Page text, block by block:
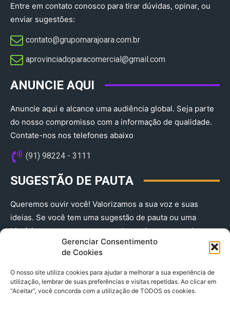
Gerenciar Consentimento
de Cookies
O nosso site utiliza cookies para ajudar a melhorar a sua experiência de
utilização, lembrar de suas preferências e visitas repetidas. Ao clicar em
“Aceitar”, você concorda com a utilização de TODOS os cookies.
Entre em contato conosco para tirar dúvidas, opinar, ou
enviar sugestões:
contato@grupomarajoara.com.br
aprovinciadoparacomercial@gmail.com​
ANUNCIE AQUI
Anuncie aqui e alcance uma audiência global. Seja parte
do nosso compromisso com a informação de qualidade.
Contate-nos nos telefones abaixo
(91) 98224 - 3111
SUGESTÃO DE PAUTA
Queremos ouvir você! Valorizamos a sua voz e suas
ideias. Se você tem uma sugestão de pauta ou uma
história que merece ser contada, envie-nos agora!
(91) 98224 - 3111